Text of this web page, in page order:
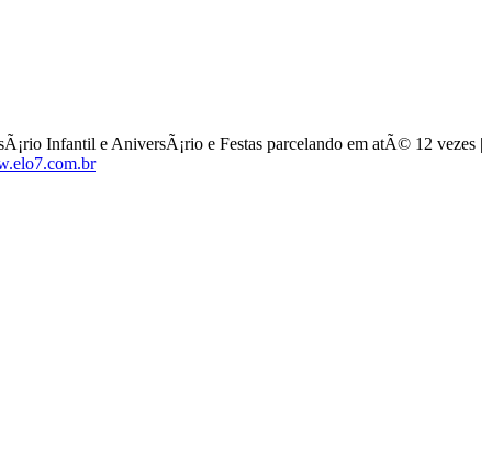
Infantil e AniversÃ¡rio e Festas parcelando em atÃ© 12 vezes |